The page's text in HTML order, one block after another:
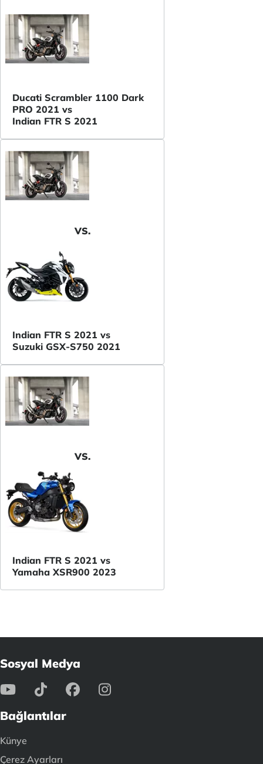
Ducati Scrambler 1100 Dark
PRO 2021 vs
Indian FTR S 2021
VS.
Indian FTR S 2021 vs
Suzuki GSX-S750 2021
VS.
Indian FTR S 2021 vs
Yamaha XSR900 2023
Sosyal Medya
Bağlantılar
Künye
Çerez Ayarları